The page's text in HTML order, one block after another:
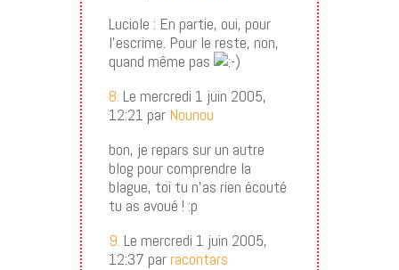
Luciole : En partie, oui, pour
l’escrime. Pour le reste, non,
quand même pas
8. Le mercredi 1 juin 2005,
12:21 par Nounou
bon, je repars sur un autre
blog pour comprendre la
blague, toi tu n’as rien écouté
tu as avoué ! :p
9. Le mercredi 1 juin 2005,
12:37 parracontars